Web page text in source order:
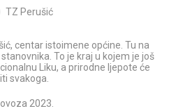
TZ Perušić
centar istoimene općine. Tu na
To je kraj u kojem je još
Liku, a prirodne ljepote će
svakoga.
2023.